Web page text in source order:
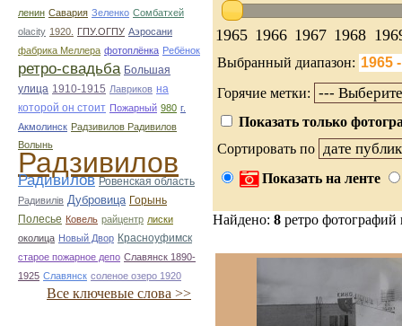
ленин Савария Зеленко Сомбатхей
olacity 1920. ГПУ.ОГПУ Аэросани
фабрика Меллера фотоплёнка Ребёнок
ретро-свадьба Большая
улица 1910-1915 Лавриков на
которой он стоит Пожарный 980 г.
Акмолинск Радзивилов Радивилов
Волынь
Радзивилов
Радивилов Ровенская область
Радивилiв Дубровица Горынь
Полесье Ковель райцентр лиски
околица Новый Двор Красноуфимск
старое пожарное депо Славянск 1890-
1925 Славянск соленое озеро 1920
Все ключевые слова >>
1965 1966 1967 1968
Выбранный диапазон:
Горячие метки:
Показать только
Сортировать по
Показать на ленте
Найдено: 8 ретро